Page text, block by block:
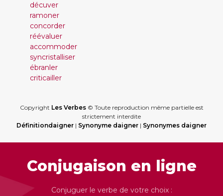
décuver
ramoner
concorder
réévaluer
accommoder
syncristalliser
ébranler
criticailler
Copyright Les Verbes© Toute reproduction même partielle est
strictement interdite
Définitiondaigner | Synonyme daigner | Synonymes daigner
Conjugaison en ligne
Conjuguer le verbe de votre choix :